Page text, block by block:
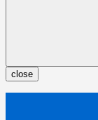
close